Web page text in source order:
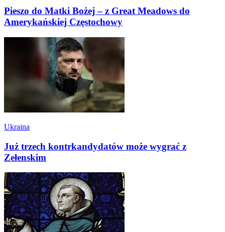
Pieszo do Matki Bożej – z Great Meadows do
Amerykańskiej Częstochowy
Ukraina
Już trzech kontrkandydatów może wygrać z
Zełenskim